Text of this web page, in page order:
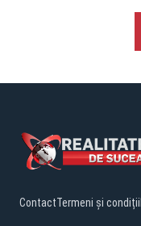
ContactTermeni și condiții